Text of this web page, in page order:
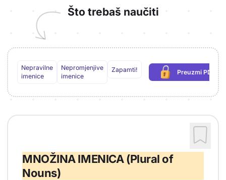
Što trebaš naučiti
Nepravilne
imenice
Nepromjenjive
imenice
Zapamti! Preuzmi PDF
(potrebna
MNOŽINA IMENICA (Plural of
Nouns)